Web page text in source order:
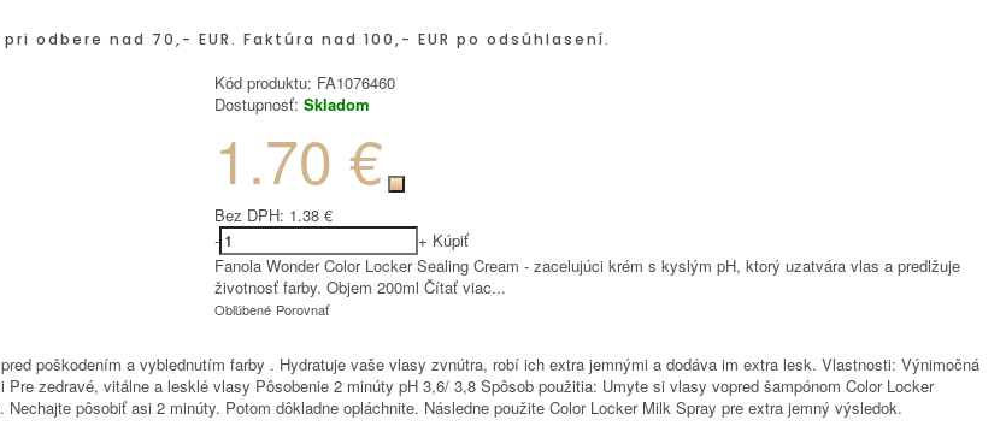
odbere nad 70,- EUR. Faktúra nad 100,- EUR po odsúhlasení.
Kód produktu: FA1076460
Dostupnosť: Skladom
1.70 €
Bez DPH: 1.38 €
-
+ Kúpiť
Fanola Wonder Color Locker Sealing Cream - zacelujúci krém s kyslým pH, ktorý uzatvára vlas a predlžuje
životnosť farby. Objem 200ml Čítať viac...
Obľúbené Porovnať
poškodením a vyblednutím farby . Hydratuje vaše vlasy zvnútra, robí ich extra jemnými a dodáva im extra lesk. Vlastnosti: Výnimočná
zedravé, vitálne a lesklé vlasy Pôsobenie 2 minúty pH 3,6/ 3,8 Spôsob použitia: Umyte si vlasy vopred šampónom Color Locker
pôsobiť asi 2 minúty. Potom dôkladne opláchnite. Následne použite Color Locker Milk Spray pre extra jemný výsledok.